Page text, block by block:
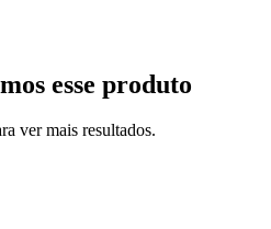
esse produto
ver mais resultados.